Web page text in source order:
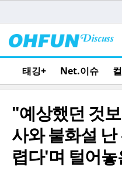
태깅+ Net.이슈
"예상했던 것
사와 불화설
렵다'며 털어놓